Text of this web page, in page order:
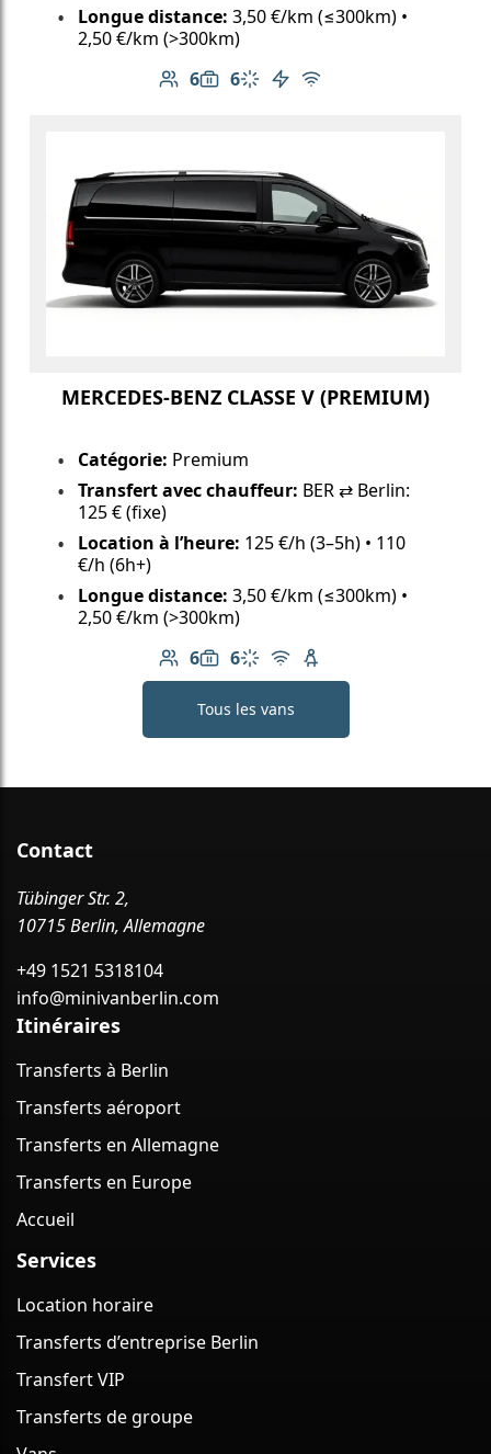
Longue distance: 3,50 €/km (≤300km) •
2,50 €/km (>300km)
6
Nombre de passagers: 6
6
Capacité des bagages: 6
Climatisation
Véhicule électrique
Wi-Fi gratuit
MERCEDES-BENZ CLASSE V (PREMIUM)
Catégorie: Premium
Transfert avec chauffeur: BER ⇄ Berlin:
125 € (fixe)
Location à l’heure: 125 €/h (3–5h) • 110
€/h (6h+)
Longue distance: 3,50 €/km (≤300km) •
2,50 €/km (>300km)
6
Nombre de passagers: 6
6
Capacité des bagages: 6
Climatisation
Wi-Fi gratuit
Siège enfant
Tous les vans
Contact
Tübinger Str. 2,
10715 Berlin, Allemagne
+49 1521 5318104
info@minivanberlin.com
Itinéraires
Transferts à Berlin
Transferts aéroport
Transferts en Allemagne
Transferts en Europe
Accueil
Services
Location horaire
Transferts d’entreprise Berlin
Transfert VIP
Transferts de groupe